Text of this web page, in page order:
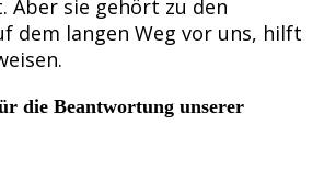
Aber sie gehört zu den
dem langen Weg vor uns, hilft
die Beantwortung unserer